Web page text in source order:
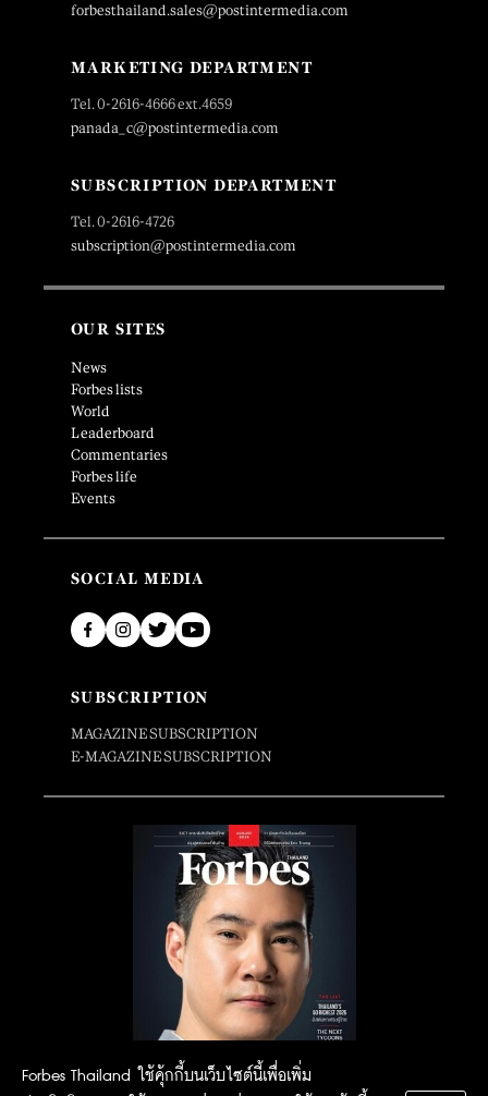
Forbes Thailand ใช้คุ้กกี้บนเว็บไซต์นี้เพื่อเพิ่ม
forbesthailand.sales@postintermedia.com
MARKETING DEPARTMENT
Tel. 0-2616-4666 ext.4659
panada_c@postintermedia.com
SUBSCRIPTION DEPARTMENT
Tel. 0-2616-4726
subscription@postintermedia.com
OUR SITES
News
Forbes lists
World
Leaderboard
Commentaries
Forbes life
Events
SOCIAL MEDIA
SUBSCRIPTION
MAGAZINE SUBSCRIPTION
E-MAGAZINE SUBSCRIPTION